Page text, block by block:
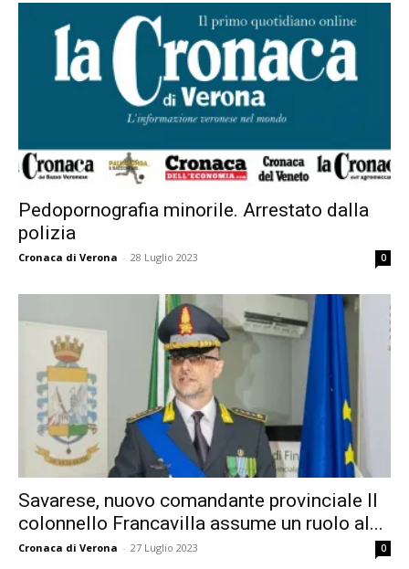
Pedopornografia minorile. Arrestato dalla
polizia
Cronaca di Verona - 28 Luglio 2023 0
Savarese, nuovo comandante provinciale Il
colonnello Francavilla assume un ruolo al...
Cronaca di Verona - 27 Luglio 2023 0